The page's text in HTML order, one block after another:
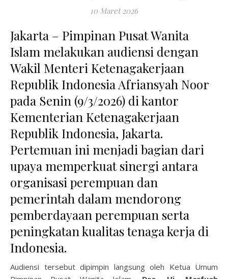
10 Maret 2026
Jakarta – Pimpinan Pusat Wanita
Islam melakukan audiensi dengan
Wakil Menteri Ketenagakerjaan
Republik Indonesia Afriansyah Noor
pada Senin (9/3/2026) di kantor
Kementerian Ketenagakerjaan
Republik Indonesia, Jakarta.
Pertemuan ini menjadi bagian dari
upaya memperkuat sinergi antara
organisasi perempuan dan
pemerintah dalam mendorong
pemberdayaan perempuan serta
peningkatan kualitas tenaga kerja di
Indonesia.
Audiensi tersebut dipimpin langsung oleh Ketua Umum